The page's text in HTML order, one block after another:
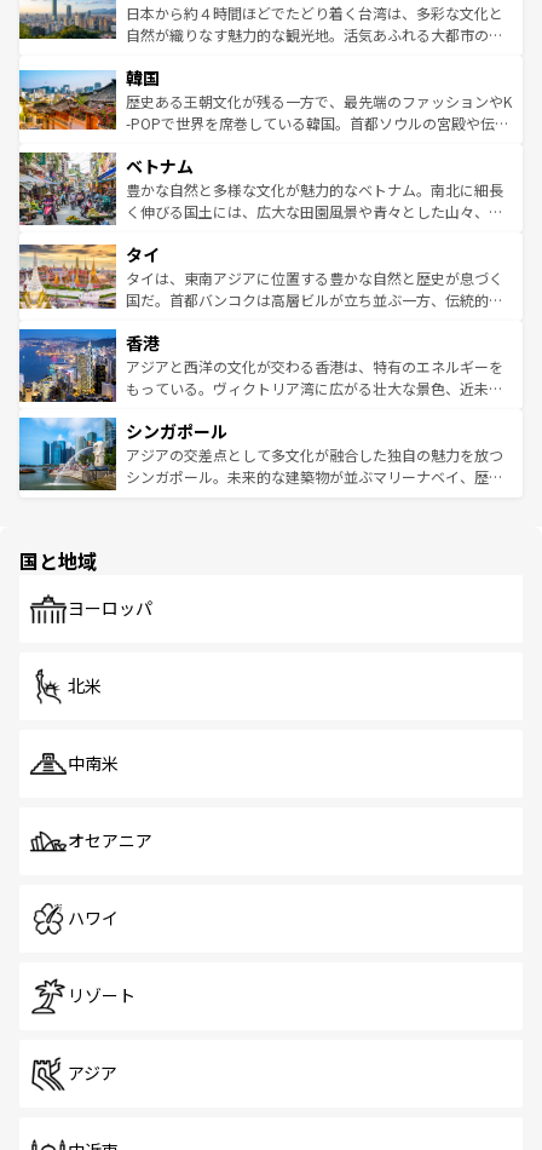
情報はコンテンツ一覧を参照してほしい。
人々、おいしいローカルフードやハワイアンミュージッ
ク、伝統的なフラダンスなど、すべてがハワイの魅力を彩
ワイを、存分に味わってほしい。 なお、新着のハワイ情報
はコンテンツ一覧を参照してほしい。
ク）、タスマニアの美しい原生林やケアンズの熱帯雨林な
ど、見どころがたくさん。また、カフェやワイン、オージ
いる。アクティビティも充実しており、サーフィンやダイ
ビング、ハイキングなど、アウトドア好きにはたまらな
い。オーストラリアの多彩な魅力を存分に味わいつくそ
参照してほしい。
日本から約４時間ほどでたどり着く台湾は、多彩な文化と
自然が織りなす魅力的な観光地。活気あふれる大都市の台
ン）、静ひつな山岳地帯である台湾東部など、都市の喧騒
と山間の静けさが共存しており、訪れる人に新しい発見と
驚きをもたらしてくれる。また、奥深い台湾の食文化も魅
容にもいいと評判のスイーツなど、バラエティ豊かな料理
が味わえる。 なお、新着の台湾情報は コンテンツ一覧を参
照してほしい。
韓国
歴史ある王朝文化が残る一方で、最先端のファッションやK
-POPで世界を席巻している韓国。首都ソウルの宮殿や伝統
き、地方に足を延ばせば四季折々の自然美を楽しむことが
できる。そして、キムチや焼肉、絶品のストリートフード
まで、さまざまな韓国料理が待っている。夜には、韓国な
リティに包まれながら、韓国の多彩な魅力を心ゆくまで味
わってみてほしい。 なお、新着の韓国情報はコンテンツ一
覧を参照してほしい。
ベトナム
豊かな自然と多様な文化が魅力的なベトナム。南北に細長
く伸びる国土には、広大な田園風景や青々とした山々、世
急速な発展と共に伝統が息づく。ハノイの古い町並みやホ
ーチミン市のフランス統治時代の建物も、独特の雰囲気を
醸し出している。また、バラエティの豊かさとおいしさで
とつ。フォーやバインミー、ベトナムコーヒーなどは、ぜ
ひ現地で味わいたい。どの地域を訪れてもあたたかい人々
が旅行者を迎えてくれるので、きっと忘れられない旅にな
参照してほしい。
タイ
タイは、東南アジアに位置する豊かな自然と歴史が息づく
国だ。首都バンコクは高層ビルが立ち並ぶ一方、伝統的な
の活気が交差している。北部ではチェンマイなどの山岳地
帯で自然と触れ合い、南部ではプーケットやクラビの美し
いビーチでリゾート気分を楽しむことができる。タイ料理
激する。気候は一年中温暖で、どの季節にも異なる楽しみ
が待っている。親しみやすいタイの人々、仏教を中心とし
た文化、そして多様な観光資源が、訪れる旅人を魅了し続
香港
アジアと西洋の文化が交わる香港は、特有のエネルギーを
もっている。ヴィクトリア湾に広がる壮大な景色、近未来
み、どこを訪れても感動するはず。観光スポットが密集し
ており、効率よく見どころを回れるのも魅力。息をのむよ
うな絶景から文化的な体験まで、香港を存分に楽しみ尽く
シンガポール
アジアの交差点として多文化が融合した独自の魅力を放つ
シンガポール。未来的な建築物が並ぶマリーナベイ、歴史
で、ホーカーズは地元の風情を楽しめる外せないスポット
国と地域
ヨーロッパ
北米
中南米
オセアニア
ハワイ
リゾート
アジア